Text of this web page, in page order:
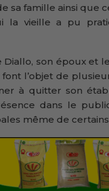
sa famille ainsi que
la vieille a pu
Diallo, son époux et
l’objet de
à quitter son
dans le
même de